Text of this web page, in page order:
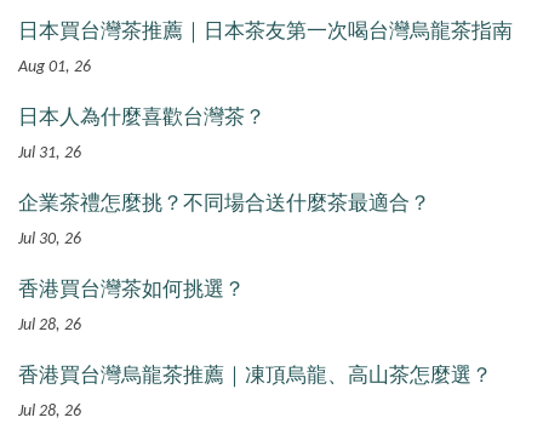
日本買台灣茶推薦｜日本茶友第一次喝台灣烏龍茶指南
Aug 01, 26
日本人為什麼喜歡台灣茶？
Jul 31, 26
企業茶禮怎麼挑？不同場合送什麼茶最適合？
Jul 30, 26
香港買台灣茶如何挑選？
Jul 28, 26
香港買台灣烏龍茶推薦｜凍頂烏龍、高山茶怎麼選？
Jul 28, 26